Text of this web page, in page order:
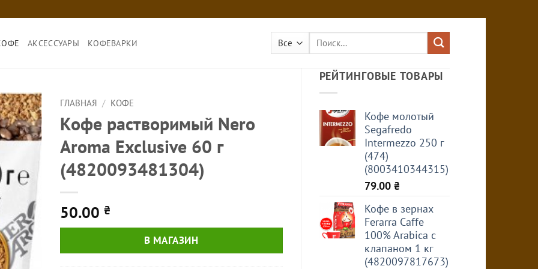
АКСЕССУАРЫ КОФЕВАРКИ
Искать:
РЕЙТИНГОВЫЕ ТОВАРЫ
Кофе молотый
Segafredo
Intermezzo 250 г
(474)
(8003410344315)
79.00 ₴
Кофе в зернах
Ferarra Caffe
100% Arabica с
клапаном 1 кг
(4820097817673)
ГЛАВНАЯ / КОФЕ
Кофе растворимый Nero
Aroma Exclusive 60 г
(4820093481304)
50.00 ₴
В МАГАЗИН